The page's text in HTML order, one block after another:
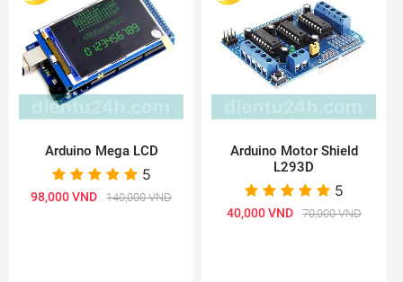
Arduino Mega LCD
5
98,000 VND 140,000 VND
Arduino Motor Shield
L293D
5
40,000 VND 70,000 VND